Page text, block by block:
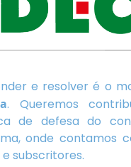
e resolver é o
. Queremos
de defesa do
onde contamos
subscritores.